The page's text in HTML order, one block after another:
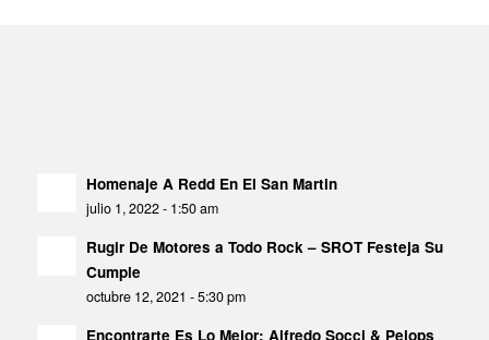
Homenaje A Redd En El San Martin
julio 1, 2022 - 1:50 am
Rugir De Motores a Todo Rock – SROT Festeja Su
Cumple
octubre 12, 2021 - 5:30 pm
Encontrarte Es Lo Mejor: Alfredo Socci & Pelops